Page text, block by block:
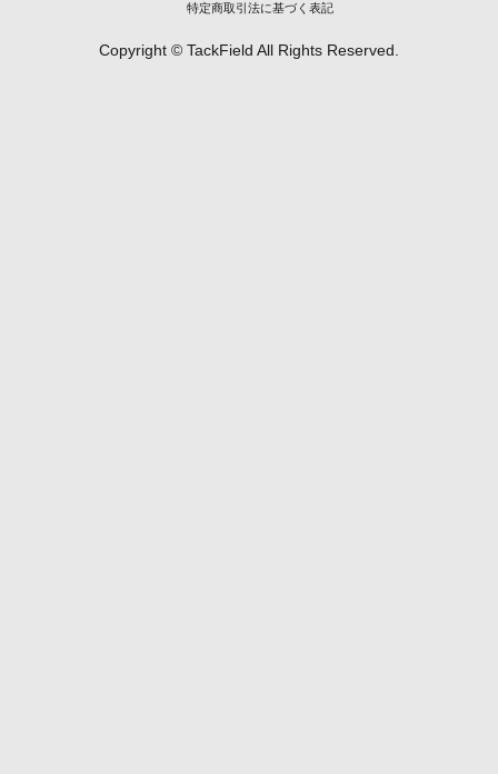
特定商取引法に基づく表記
Copyright © TackField All Rights Reserved.